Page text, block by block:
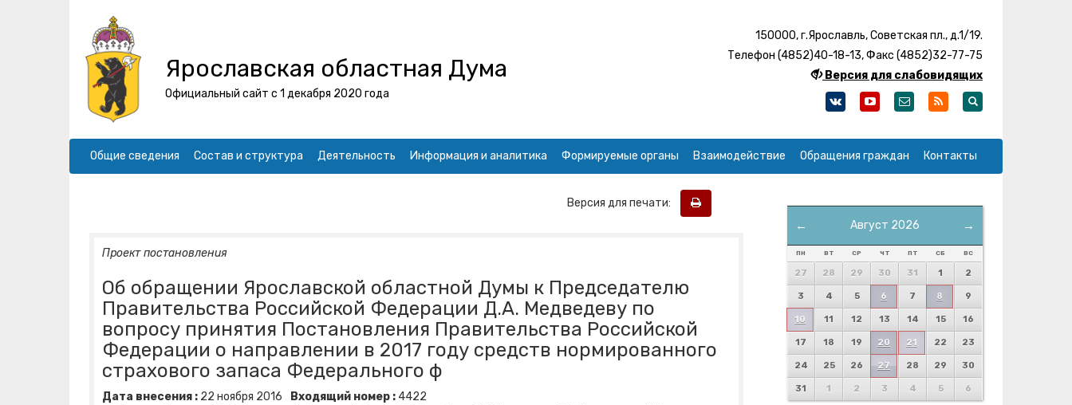
Ярославская областная Дума
Официальный сайт с 1 декабря 2020 года
150000, г.Ярославль, Советская пл., д.1/19.
Телефон (4852)40-18-13, Факс (4852)32-77-75
Версия для слабовидящих
Общие сведения Состав и структура Деятельность Информация и аналитика Формируемые органы Взаимодействие Обращения граждан Контакты
Версия для печати:
Проект постановления
Об обращении Ярославской областной Думы к Председателю
Правительства Российской Федерации Д.А. Медведеву по
вопросу принятия Постановления Правительства Российской
Федерации о направлении в 2017 году средств нормированного
страхового запаса Федерального ф
Дата внесения : 22 ноября 2016 Входящий номер : 4422
← →
Август 2026
ПН ВТ СР ЧТ ПТ СБ ВС
27 28 29 30 31 1 2
3 4 5 6 7 8 9
10 11 12 13 14 15 16
17 18 19 20 21 22 23
24 25 26 27 28 29 30
31 1 2 3 4 5 6